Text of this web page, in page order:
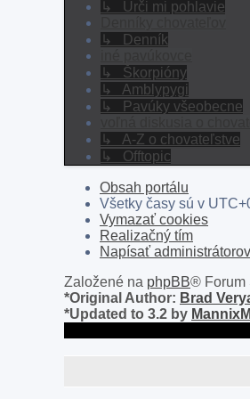
↳ Urči mi pohlavie
↳ Denník
↳ Škorpióny
↳ Amblypygi
↳ Pavúky všeobecne
↳ A-Z o chovateľstve
↳ Offtopic
Obsah portálu
Všetky časy sú v
Vymazať cookies
Realizačný tím
Napísať
Založené na phpBB® Forum
*Original Author: Brad
*Updated to 3.2 by